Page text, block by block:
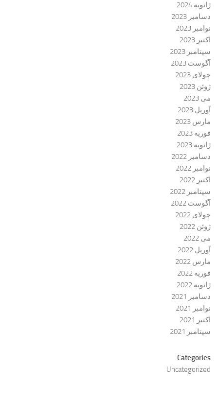
ژانویه 2024
دسامبر 2023
نوامبر 2023
اکتبر 2023
سپتامبر 2023
آگوست 2023
جولای 2023
ژوئن 2023
می 2023
آوریل 2023
مارس 2023
فوریه 2023
ژانویه 2023
دسامبر 2022
نوامبر 2022
اکتبر 2022
سپتامبر 2022
آگوست 2022
جولای 2022
ژوئن 2022
می 2022
آوریل 2022
مارس 2022
فوریه 2022
ژانویه 2022
دسامبر 2021
نوامبر 2021
اکتبر 2021
سپتامبر 2021
Categories
Uncategorized